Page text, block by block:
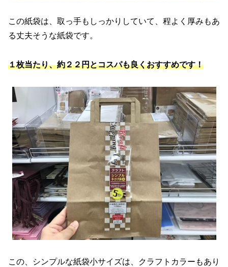
この紙袋は、取っ手もしっかりしていて、程よく厚みもあ
る丈夫そうな紙袋です。
１枚当たり、約２２円とコスパも良くおすすめです！
この、シンプルな紙袋小サイズは、クラフトカラーもあり